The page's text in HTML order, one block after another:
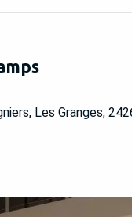
Les Granges,